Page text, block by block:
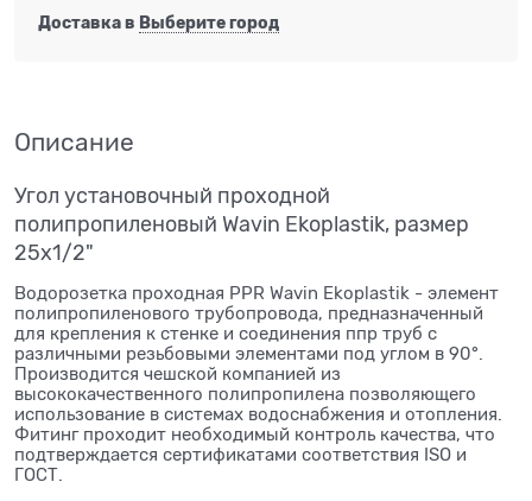
Доставка в Выберите город
Описание
Угол установочный проходной
полипропиленовый Wavin Ekoplastik, размер
25x1/2"
Водорозетка проходная PPR Wavin Ekoplastik - элемент
полипропиленового трубопровода, предназначенный
для крепления к стенке и соединения ппр труб с
различными резьбовыми элементами под углом в 90°.
Производится чешской компанией из
высококачественного полипропилена позволяющего
использование в системах водоснабжения и отопления.
Фитинг проходит необходимый контроль качества, что
подтверждается сертификатами соответствия ISO и
ГОСТ.